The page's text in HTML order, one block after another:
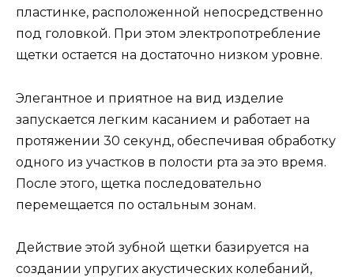
пластинке, расположенной непосредственно
под головкой. При этом электропотребление
щетки остается на достаточно низком уровне.
Элегантное и приятное на вид изделие
запускается легким касанием и работает на
протяжении 30 секунд, обеспечивая обработку
одного из участков в полости рта за это время.
После этого, щетка последовательно
перемещается по остальным зонам.
Действие этой зубной щетки базируется на
создании упругих акустических колебаний,